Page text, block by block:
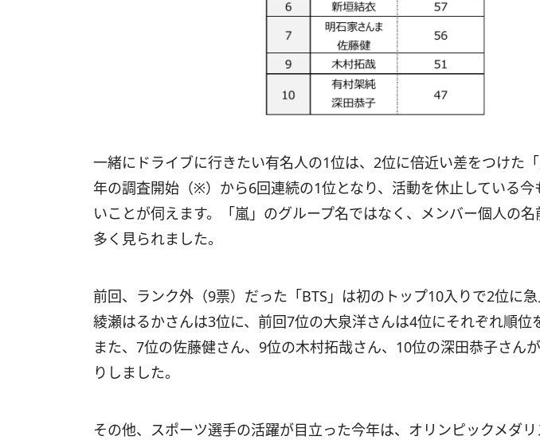
一緒にドライブに行きたい有名人の1位は、2位に倍近い差をつけた
年の調査開始（※）から6回連続の1位となり、活動を休止している今
いことが伺えます。「嵐」のグループ名ではなく、メンバー個人の
多く見られました。
前回、ランク外（9票）だった「BTS」は初のトップ10入りで2位に
綾瀬はるかさんは3位に、前回7位の大泉洋さんは4位にそれぞれ順位
また、7位の佐藤健さん、9位の木村拓哉さん、10位の深田恭子さん
りしました。
その他、スポーツ選手の活躍が目立った今年は、オリンピックメダリ